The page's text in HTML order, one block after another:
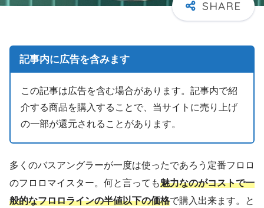
記事内に広告を含みます
この記事は広告を含む場合があります。記事内で紹
介する商品を購入することで、当サイトに売り上げ
の一部が還元されることがあります。
多くのバスアングラーが一度は使ったであろう定番フロロ
のフロロマイスター。何と言っても魅力なのがコストで一
般的なフロロラインの半値以下の価格で購入出来ます。と